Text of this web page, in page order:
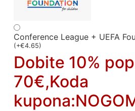
Conference League + UEFA
(+€4.65)
Dobite 10%
70€,Koda